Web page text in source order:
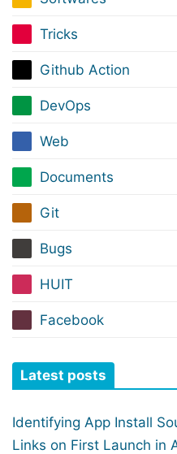
Tricks
Github Action
DevOps
Web
Documents
Git
Bugs
HUIT
Facebook
Latest posts
Identifying App Install
Links on First Launch in